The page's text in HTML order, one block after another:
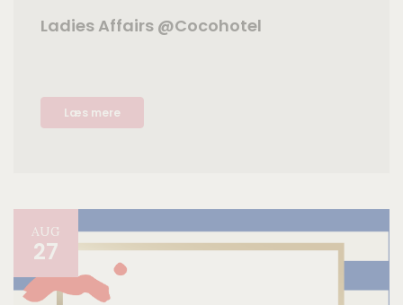
Ladies Affairs @Cocohotel
Læs mere
AUG
27